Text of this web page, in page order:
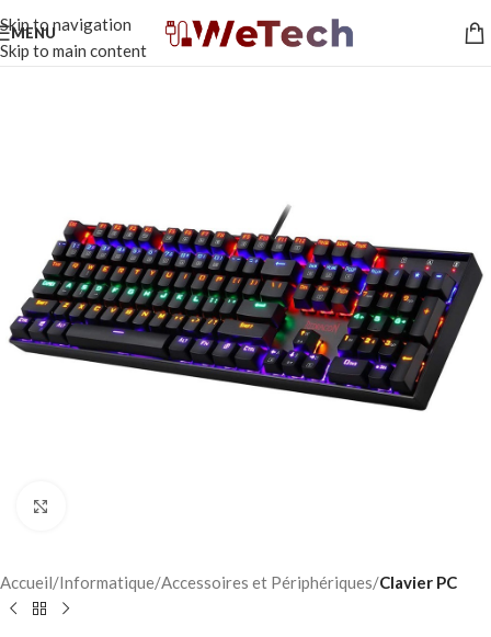
Skip to navigation
Skip to main content
MENU
Accueil Informatique Accessoires et Périphériques Clavier PC